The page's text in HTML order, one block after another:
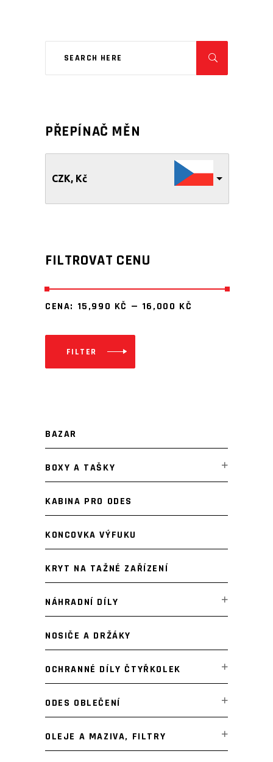
PŘEPÍNAČ MĚN
CZK, Kč
FILTROVAT CENU
FILTER
CENA: 15,990 KČ — 16,000 KČ
BAZAR
BOXY A TAŠKY
KABINA PRO ODES
KONCOVKA VÝFUKU
KRYT NA TAŽNÉ ZAŘÍZENÍ
NÁHRADNÍ DÍLY
NOSIČE A DRŽÁKY
OCHRANNÉ DÍLY ČTYŘKOLEK
ODES OBLEČENÍ
OLEJE A MAZIVA, FILTRY